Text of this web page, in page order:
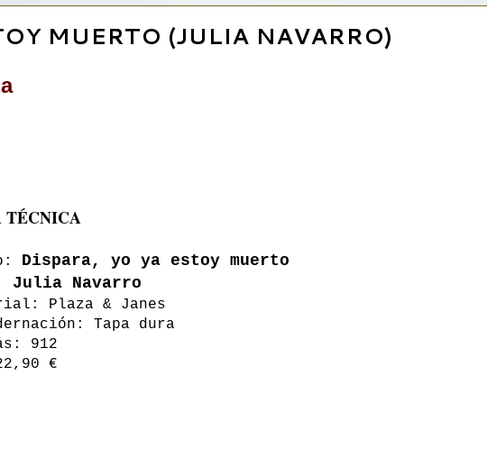
MUERTO (JULIA NAVARRO)
TÉCNICA
Dispara, yo ya estoy muerto
Julia Navarro
Plaza & Janes
Tapa dura
912
€